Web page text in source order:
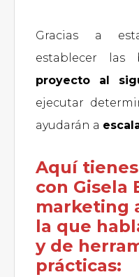
Gracias a
establecer las
proyecto al
ejecutar
ayudarán a
Aquí
con Gisela
marketing
la que
y de
prácticas: